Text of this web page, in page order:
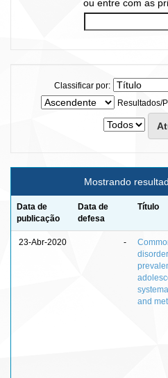
ou entre com as
Classificar por:
Resultados/
Mostrando
Data de
publicação
Data de
defesa
Título
23-Abr-2020 -
and